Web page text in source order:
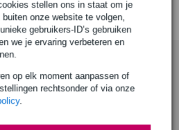
stellen ons in staat om je
onze website te volgen,
gebruikers-ID’s gebruiken
we je ervaring verbeteren en
op elk moment aanpassen of
rechtsonder of via onze
.